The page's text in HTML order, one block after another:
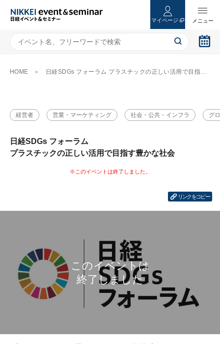
マイページ
HOME 日経SDGs フォーラム プラスチックの正しい活用で目指す豊かな社会
経営者 営業・マーケティング 社会・公共・インフラ グ
日経SDGs フォーラム
プラスチックの正しい活用で目指す豊かな社会
リンクをコピー